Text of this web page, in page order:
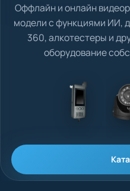
Оффлайн и онлайн
модели с функциями ИИ,
360, алкотестеры и
оборудование